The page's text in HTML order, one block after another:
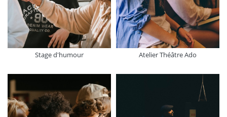
Stage d'humour Atelier Théâtre Ado